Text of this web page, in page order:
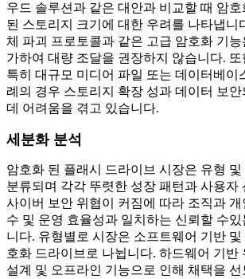
우드 솔루션과 같은 대안과 비교할 때 암
된 스토리지 크기에 대한 우려를 나타냅니
체 파괴 프로토콜과 같은 고급 암호화 기
가하여 대량 조달을 권장하지 않습니다. 또
특히 대규모 미디어 파일 또는 데이터베이
례의 경우 스토리지 확장 성과 데이터 보
데 어려움을 겪고 있습니다.
세분화 분석
암호화 된 플래시 드라이브 시장은 유형
분류되며 각각 뚜렷한 성장 패턴과 사용자
사이버 보안 위협이 커짐에 따라 조직과
수 및 운영 효율성과 일치하는 신뢰할 수
니다. 유형별로 시장은 소프트웨어 기반
호화 드라이브로 나뉩니다. 하드웨어 기반
설계 및 오프라인 기능으로 인해 채택을